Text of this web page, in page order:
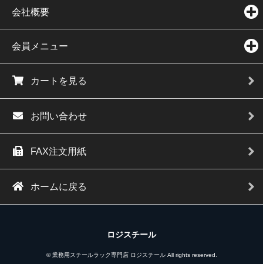
会社概要
会員メニュー
カートを見る
お問い合わせ
FAX注文用紙
ホームに戻る
ロジスチール
© 業務用スチールラック専門店 ロジスチール All rights reserved.